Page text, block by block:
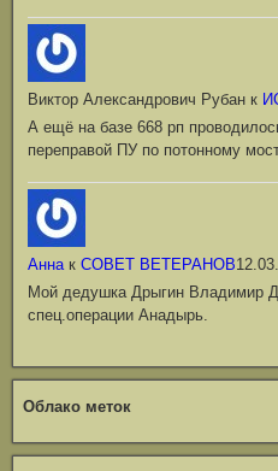
Виктор Александрович Рубан к
А ещё на базе 668 рп
переправой ПУ по потонному
Аннак СОВЕТ ВЕТЕРАНОВ
Мой дедушка Дрыгин Владимир
спец.операции Анадырь.
Облако меток